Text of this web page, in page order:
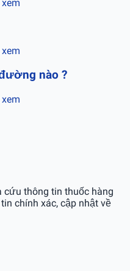
nào ?
cứu thông tin thuốc hàng
chính xác, cập nhật về